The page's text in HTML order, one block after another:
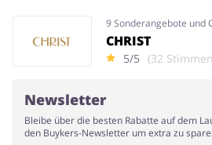
9 Sonderangebote und
CHRIST
5/5 (32
Newsletter
Bleibe über die besten Rabatte auf dem
den Buykers-Newsletter um extra zu